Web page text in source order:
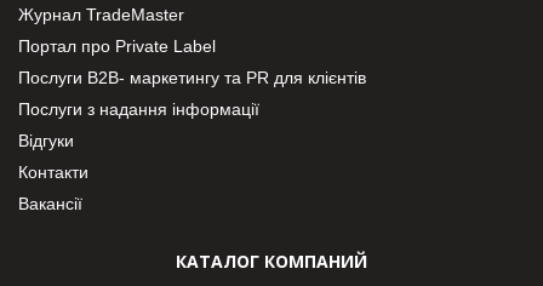
Журнал TradeMaster
Портал про Private Label
Послуги В2В- маркетингу та PR для клієнтів
Послуги з надання інформації
Відгуки
Контакти
Вакансії
КАТАЛОГ КОМПАНИЙ